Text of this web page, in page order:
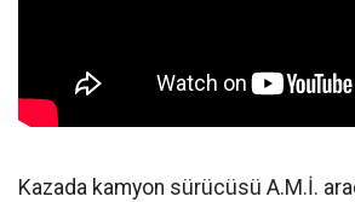
Kazada kamyon sürücüsü A.M.İ.